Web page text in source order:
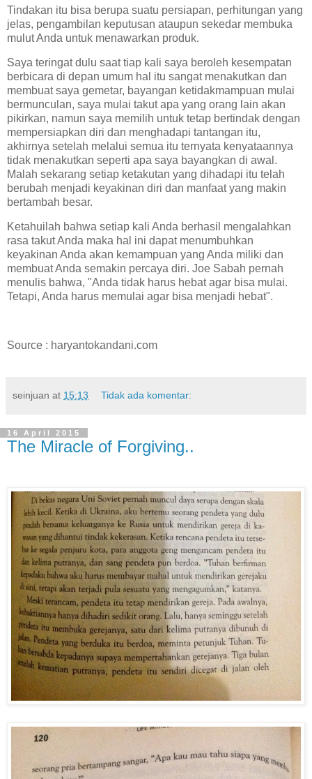
Tindakan itu bisa berupa suatu persiapan, perhitungan yang
jelas, pengambilan keputusan ataupun sekedar membuka
mulut Anda untuk menawarkan produk.
Saya teringat dulu saat tiap kali saya beroleh kesempatan
berbicara di depan umum hal itu sangat menakutkan dan
membuat saya gemetar, bayangan ketidakmampuan mulai
bermunculan, saya mulai takut apa yang orang lain akan
pikirkan, namun saya memilih untuk tetap bertindak dengan
mempersiapkan diri dan menghadapi tantangan itu,
akhirnya setelah melalui semua itu ternyata kenyataannya
tidak menakutkan seperti apa saya bayangkan di awal.
Malah sekarang setiap ketakutan yang dihadapi itu telah
berubah menjadi keyakinan diri dan manfaat yang makin
bertambah besar.
Ketahuilah bahwa setiap kali Anda berhasil mengalahkan
rasa takut Anda maka hal ini dapat menumbuhkan
keyakinan Anda akan kemampuan yang Anda miliki dan
membuat Anda semakin percaya diri. Joe Sabah pernah
menulis bahwa, "Anda tidak harus hebat agar bisa mulai.
Tetapi, Anda harus memulai agar bisa menjadi hebat".
Source : haryantokandani.com
seinjuan at 15:13 Tidak ada komentar:
16 April 2015
The Miracle of Forgiving..